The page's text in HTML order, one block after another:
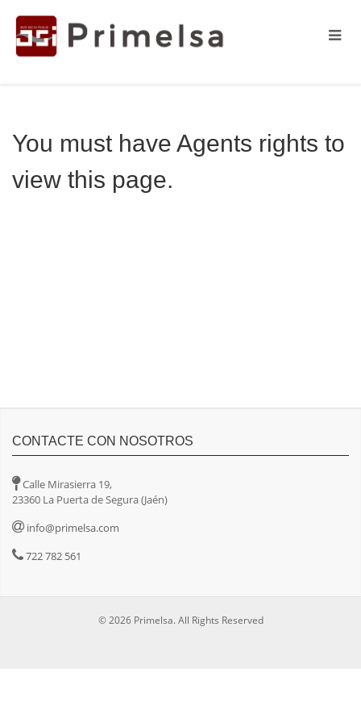
You must have Agents rights to
view this page.
CONTACTE CON NOSOTROS
Calle Mirasierra 19,
23360 La Puerta de Segura (Jaén)
info@primelsa.com
722 782 561
© 2026 Primelsa. All Rights Reserved